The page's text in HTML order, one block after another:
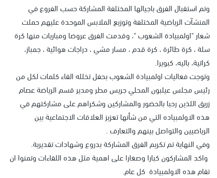
وتم استقبال الفرق باجيالها المختلفة المشاركة حسب الفروع في
المنشآت الرياضية المختلفة وتوزيع الملابس الموحدة عليهم حملت
شعار "اولمبيادة الشعوب "، وقدمت الفرق عروضا ومباريات منها كرة
سلة ، كرة طائرة ، كرة قدم ، مسار مشي ، دراجات هوائية ، جمباز،
كراتية، باليه، كبويرا.
وتوجت فعاليات اولمبيادة الشعوب بحفل تخلله القاء كلمات لكل من
رئيس مجلس عيلبون المحلي جريس مطر ومدير قسم الرياضة عصام
زريق اللذين رحبا بالحضور والمشاركين وشكراهم على مشاركتهم في
هذه الاولمبياده التي من شأنها تعزيز العلاقات الاجتماعية بين
الرياضيين والتواصل بينهم والتعارف .
وفي النهاية تم تكريم الفرق المشاركة بدروع وشهادات تقديرية.
واكد المشاركون كبارا وصغارا على اهمية مثل هذه اللقاءات وتمنوا ان
تقام هذه الاولمبيادة كل عام.